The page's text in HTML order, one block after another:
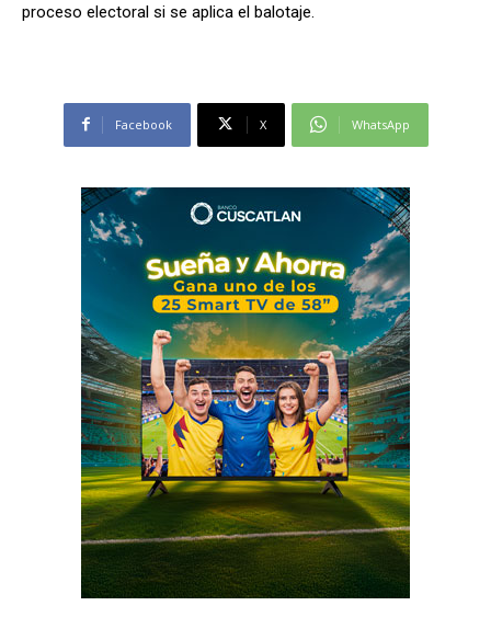
proceso electoral si se aplica el balotaje.
Facebook X WhatsApp